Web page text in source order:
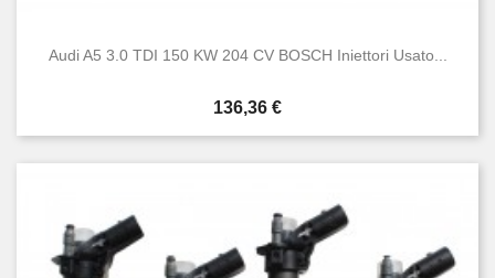
Audi A5 3.0 TDI 150 KW 204 CV BOSCH Iniettori Usato...
Prezzo
136,36 €